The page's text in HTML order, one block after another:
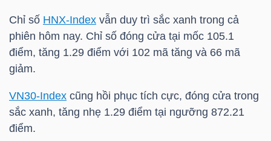
Chỉ số HNX-Index vẫn duy trì sắc xanh trong cả
phiên hôm nay. Chỉ số đóng cửa tại mốc 105.1
điểm, tăng 1.29 điểm với 102 mã tăng và 66 mã
giảm.
VN30-Index cũng hồi phục tích cực, đóng cửa trong
sắc xanh, tăng nhẹ 1.29 điểm tại ngưỡng 872.21
điểm.
HÀNG
HÓA
TẾ